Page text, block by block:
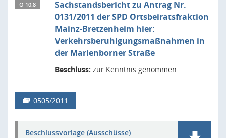
Ö 10.8
Sachstandsbericht zu Antrag Nr.
0131/2011 der SPD Ortsbeiratsfraktion
Mainz-Bretzenheim hier:
Verkehrsberuhigungsmaßnahmen in
der Marienborner Straße
Beschluss: zur Kenntnis genommen
0505/2011
Beschlussvorlage (Ausschüsse)